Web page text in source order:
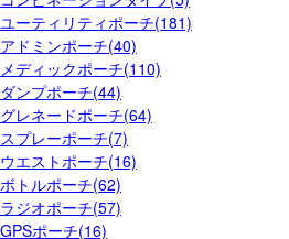
ユーティリティポーチ(181)
アドミンポーチ(40)
メディックポーチ(110)
ダンプポーチ(44)
グレネードポーチ(64)
スプレーポーチ(7)
ウエストポーチ(16)
ボトルポーチ(62)
ラジオポーチ(57)
GPSポーチ(16)